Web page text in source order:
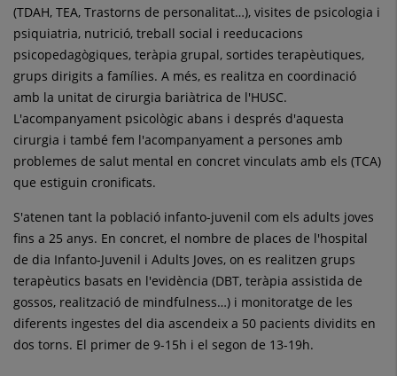
(TDAH, TEA, Trastorns de personalitat…), visites de psicologia i
psiquiatria, nutrició, treball social i reeducacions
psicopedagògiques, teràpia grupal, sortides terapèutiques,
grups dirigits a famílies. A més, es realitza en coordinació
amb la unitat de cirurgia bariàtrica de l'HUSC.
L'acompanyament psicològic abans i després d'aquesta
cirurgia i també fem l'acompanyament a persones amb
problemes de salut mental en concret vinculats amb els (TCA)
que estiguin cronificats.
S'atenen tant la població infanto-juvenil com els adults joves
fins a 25 anys. En concret, el nombre de places de l'hospital
de dia Infanto-Juvenil i Adults Joves, on es realitzen grups
terapèutics basats en l'evidència (DBT, teràpia assistida de
gossos, realització de mindfulness…) i monitoratge de les
diferents ingestes del dia ascendeix a 50 pacients dividits en
dos torns. El primer de 9-15h i el segon de 13-19h.